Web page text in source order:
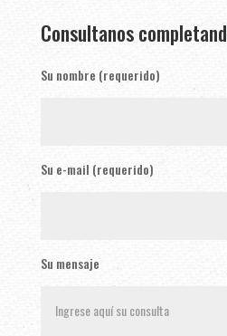
Consultanos
Su nombre (requerido)
Su e-mail (requerido)
Su mensaje